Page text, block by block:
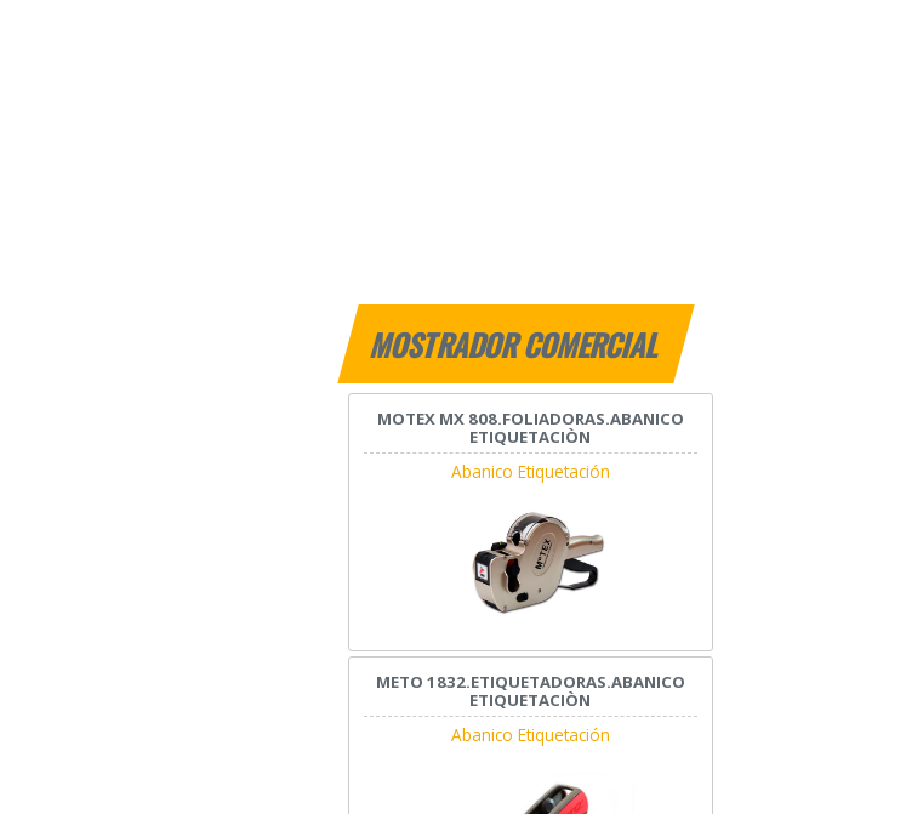
MOSTRADOR COMERCIAL
MOTEX MX 808.FOLIADORAS.ABANICO
ETIQUETACIÒN
Abanico Etiquetación
METO 1832.ETIQUETADORAS.ABANICO
ETIQUETACIÒN
Abanico Etiquetación